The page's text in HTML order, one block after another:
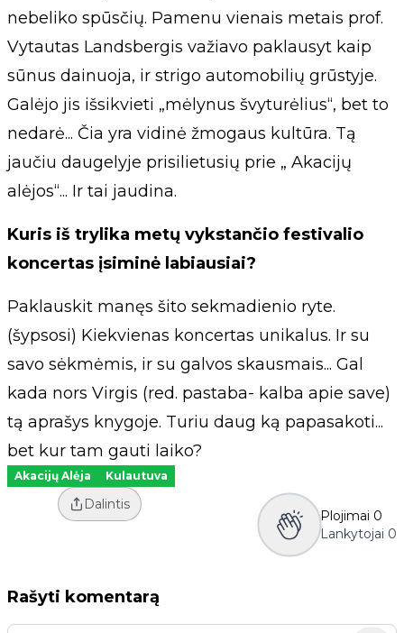
nebeliko spūsčių. Pamenu vienais metais prof.
Vytautas Landsbergis važiavo paklausyt kaip
sūnus dainuoja, ir strigo automobilių grūstyje.
Galėjo jis išsikvieti „mėlynus švyturėlius“, bet to
nedarė... Čia yra vidinė žmogaus kultūra. Tą
jaučiu daugelyje prisilietusių prie „ Akacijų
alėjos“... Ir tai jaudina.
Kuris iš trylika metų vykstančio festivalio
koncertas įsiminė labiausiai?
Paklauskit manęs šito sekmadienio ryte.
(šypsosi) Kiekvienas koncertas unikalus. Ir su
savo sėkmėmis, ir su galvos skausmais... Gal
kada nors Virgis (red. pastaba- kalba apie save)
tą aprašys knygoje. Turiu daug ką papasakoti...
bet kur tam gauti laiko?
Akacijų Alėja Kulautuva
Dalintis
Plojimai 0
Lankytojai 0
Rašyti komentarą